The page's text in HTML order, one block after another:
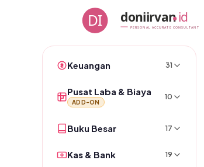
DI doniirvanid
PERSONAL ACCURATE CONSULTANT
Keuangan 31
Pusat Laba & Biaya
ADD-ON
10
Buku Besar 17
Kas & Bank 19